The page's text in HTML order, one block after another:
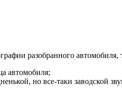
разобранного
автомобиля;
но все-таки заводской